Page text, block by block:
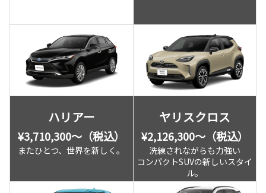
ハリアー
¥3,710,300〜（税込）
またひとつ、世界を新しく。
ヤリスクロス
¥2,126,300〜（税込）
洗練されながらも力強い
コンパクトSUVの新しいスタイ
ル。